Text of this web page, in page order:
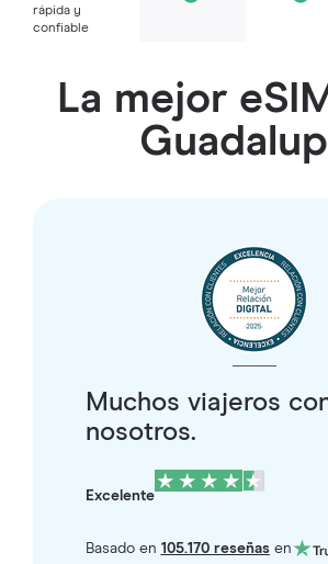
rápida y
confiable
La mejor
Muchos viajeros
nosotros.
Excelente
Basado en 105.170 reseñasen